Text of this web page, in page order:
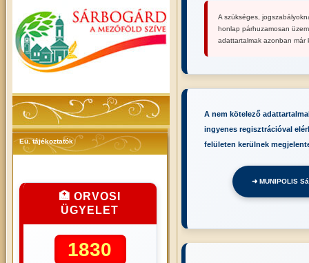
Eü. tájékoztatók
🏥 ORVOSI
ÜGYELET
1830
A szükséges,
honlap párhuzamosan
adattartalmak azonban már
A nem kötelező
ingyenes regisztrációval
felületen kerülnek
➜ MUNIPOLIS